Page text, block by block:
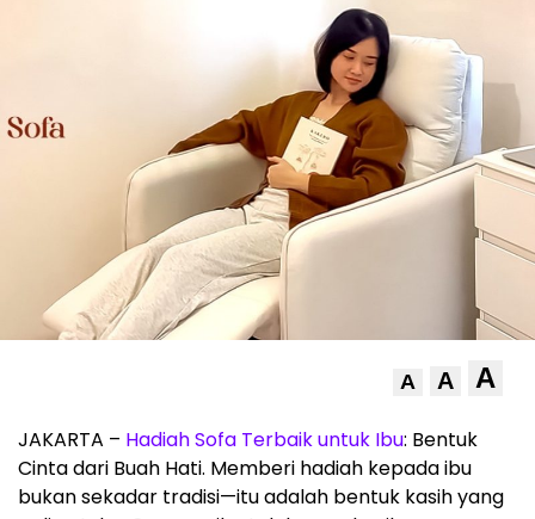
A A A
JAKARTA – Hadiah Sofa Terbaik untuk Ibu: Bentuk
Cinta dari Buah Hati. Memberi hadiah kepada ibu
bukan sekadar tradisi—itu adalah bentuk kasih yang